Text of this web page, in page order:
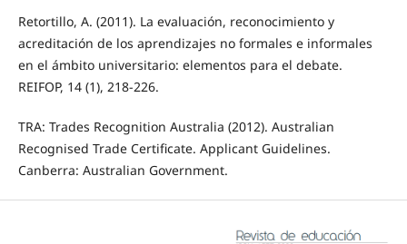
Retortillo, A. (2011). La evaluación, reconocimiento y
acreditación de los aprendizajes no formales e informales
en el ámbito universitario: elementos para el debate.
REIFOP, 14 (1), 218-226.
TRA: Trades Recognition Australia (2012). Australian
Recognised Trade Certificate. Applicant Guidelines.
Canberra: Australian Government.